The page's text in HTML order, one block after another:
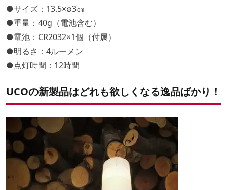
●サイズ：13.5×∅3㎝
●重量：40g（電池含む）
●電池：CR2032×1個（付属）
●明るさ：4ルーメン
●点灯時間：12時間
UCOの新製品はどれも欲しくなる逸品ばかり！